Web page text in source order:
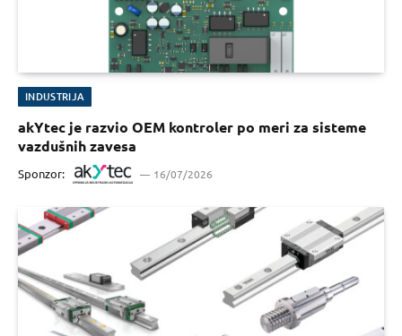
INDUSTRIJA
akYtec je razvio OEM kontroler po meri za sisteme
vazdušnih zavesa
Sponzor: 16/07/2026